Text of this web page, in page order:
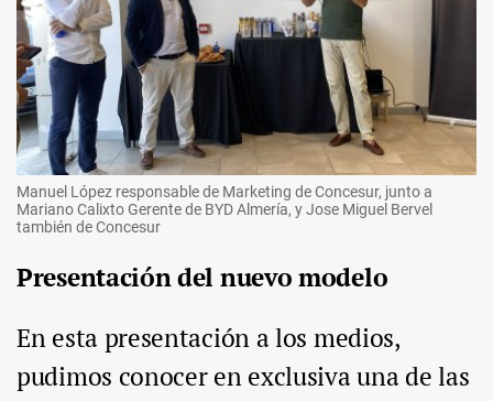
Manuel López responsable de Marketing de Concesur, junto a
Mariano Calixto Gerente de BYD Almería, y Jose Miguel Bervel
también de Concesur
Presentación del nuevo modelo
En esta presentación a los medios,
pudimos conocer en exclusiva una de las